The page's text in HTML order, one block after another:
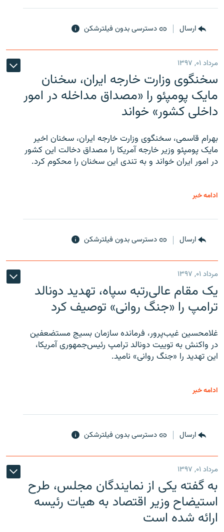
ارسال دسترسی بدون فیلترشکن
مرداد ۰۱, ۱۳۹۷
سخنگوی وزارت خارجه ایران، سخنان
مایک پومپئو را «مصداق مداخله در امور
داخلی کشور» خواند
بهرام قاسمی، سخنگوی وزارت خارجه ایران، سخنان اخیر
مایک پومپئو وزیر خارجه آمریکا را مصداق دخالت این کشور
در امور ایران خواند و به تندی این سخنان را محکوم کرد.
ادامه خبر
ارسال دسترسی بدون فیلترشکن
مرداد ۰۱, ۱۳۹۷
یک مقام عالی‌رتبه سپاه، تهدید دونالد
ترامپ را «جنگ روانی» توصیف کرد
غلامحسین غیب‌پرور، فرمانده سازمان بسیج مستضعفین
در واکنش به توییت دونالد ترامپ رئیس‌جمهوری آمریکا،
این تهدید را «جنگ روانی» نامید.
ادامه خبر
ارسال دسترسی بدون فیلترشکن
مرداد ۰۱, ۱۳۹۷
به گفته یکی از نمایندگان مجلس، طرح
استیضاح وزیر اقتصاد به هیات رئیسه
ارائه شده است